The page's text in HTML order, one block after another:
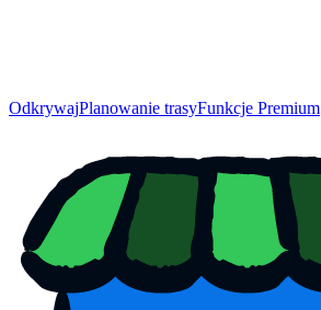
OdkrywajPlanowanie trasyFunkcje Premium